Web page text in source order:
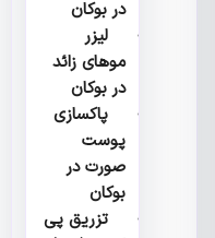
در بوکان
لیزر
موهای زائد
در بوکان
پاکسازی
پوست
صورت در
بوکان
تزریق پی